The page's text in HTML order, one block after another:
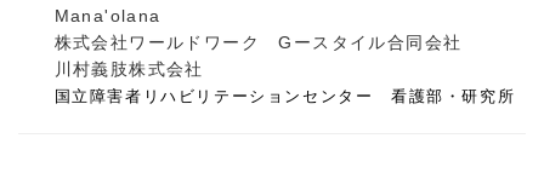
Mana'olana
株式会社ワールドワーク Gースタイル合同会社
川村義肢株式会社
国立障害者リハビリテーションセンター 看護部・研究所